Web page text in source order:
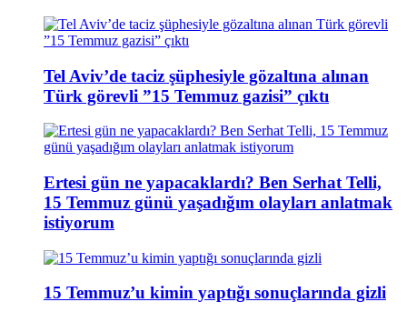
Tel Aviv’de taciz şüphesiyle gözaltına alınan
Türk görevli ”15 Temmuz gazisi” çıktı
Ertesi gün ne yapacaklardı? Ben Serhat Telli,
15 Temmuz günü yaşadığım olayları anlatmak
istiyorum
15 Temmuz’u kimin yaptığı sonuçlarında gizli